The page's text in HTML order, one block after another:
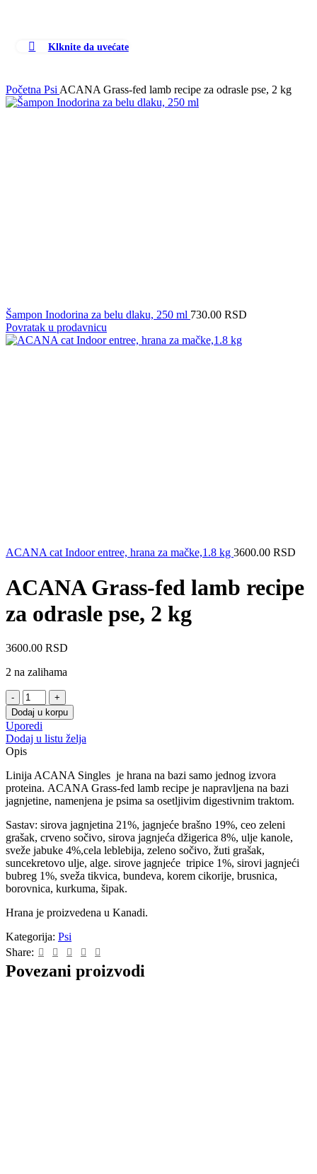
Klknite da uvećate
Početna Psi ACANA Grass-fed lamb recipe za odrasle pse, 2 kg
Šampon Inodorina za belu dlaku, 250 ml 730.00 RSD
Povratak u prodavnicu
ACANA cat Indoor entree, hrana za mačke,1.8 kg 3600.00 RSD
ACANA Grass-fed lamb recipe
za odrasle pse, 2 kg
3600.00 RSD
2 na zalihama
ACANA
Grass-
fed
lamb
recipe
za
odrasle
pse,
2
kg
količina
Dodaj u korpu
Uporedi
Dodaj u listu želja
Opis
Linija ACANA Singles je hrana na bazi samo jednog izvora
proteina. ACANA Grass-fed lamb recipe je napravljena na bazi
jagnjetine, namenjena je psima sa osetljivim digestivnim traktom.
Sastav: sirova jagnjetina 21%, jagnjeće brašno 19%, ceo zeleni
grašak, crveno sočivo, sirova jagnjeća džigerica 8%, ulje kanole,
sveže jabuke 4%,cela leblebija, zeleno sočivo, žuti grašak,
suncekretovo ulje, alge. sirove jagnjeće tripice 1%, sirovi jagnjeći
bubreg 1%, sveža tikvica, bundeva, korem cikorije, brusnica,
borovnica, kurkuma, šipak.
Hrana je proizvedena u Kanadi.
Kategorija: Psi
Share:
Povezani proizvodi